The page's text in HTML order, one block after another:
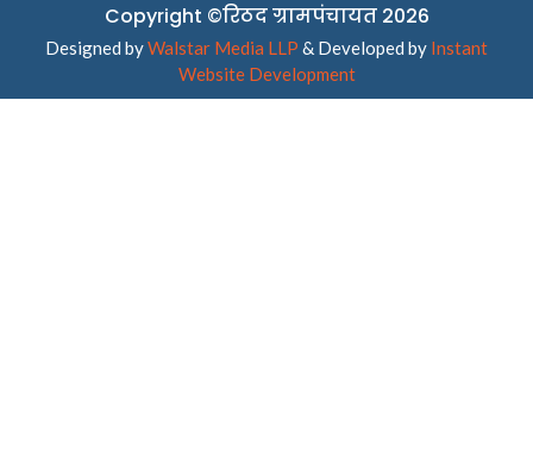
Copyright ©रिठद ग्रामपंचायत 2026
Designed byWalstar Media LLP & Developed by Instant
Website Development